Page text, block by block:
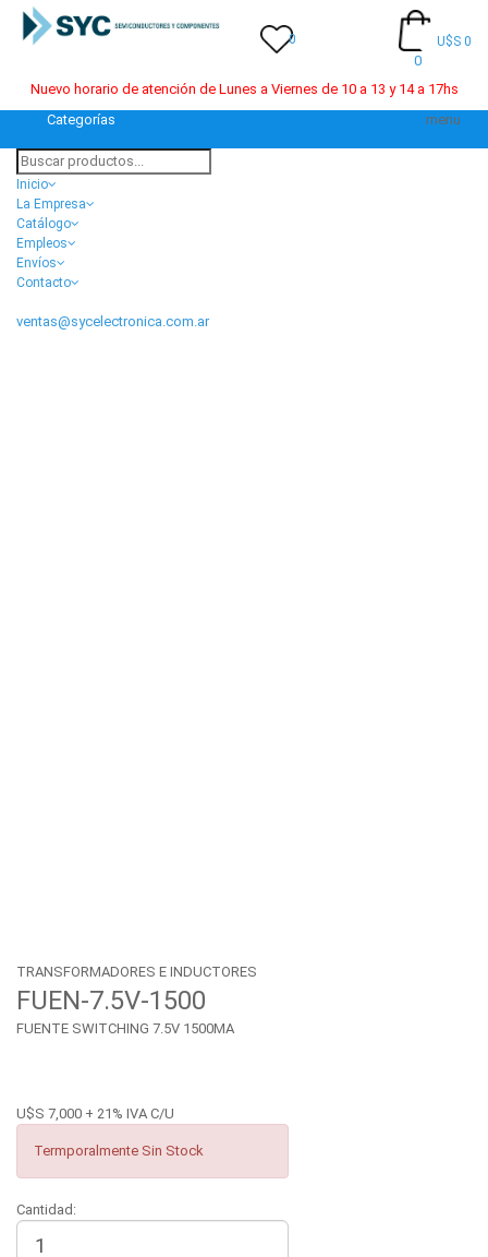
0
0
U$S 0
Nuevo horario de atención de Lunes a Viernes de 10 a 13 y 14 a 17hs
Categorías
menu
Inicio
La Empresa
Catálogo
Empleos
Envíos
Contacto
ventas@sycelectronica.com.ar
TRANSFORMADORES E INDUCTORES
FUEN-7.5V-1500
FUENTE SWITCHING 7.5V 1500MA
U$S 7,000 + 21% IVA C/U
Termporalmente Sin Stock
Cantidad: